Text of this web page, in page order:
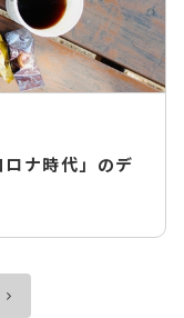
ナ時代」のデ